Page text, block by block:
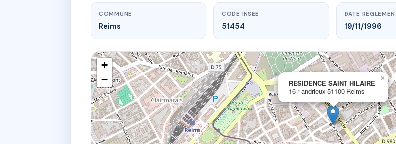
www.vme.plus/AC1126499
RESIDENCE SAINT HILAIRE
16 r andrieux51100 Reims
COMMUNE
Reims
CODE INSEE
51454
DATE
19/11/1996
RESIDENCE SAINT HILAIRE
16 r andrieux 51100 Reims
×
+
−